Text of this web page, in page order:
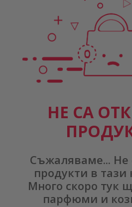
НЕ СА
Съжаляваме... Не
продукти в тази
Много скоро тук
парфюми и